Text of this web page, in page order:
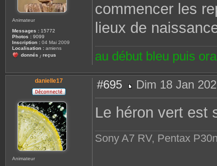
Animateur
Messages : 15772
Photos : 9099
Inscription : 04 Mai 2009
Localisation : amiens
donnés / reçus
commencer les
lieux de
au début bleu puis
danielle17
Animateur
#695
e
s
Dim 18 Jan
Le héron vert est
Sony A7 RV, Pentax